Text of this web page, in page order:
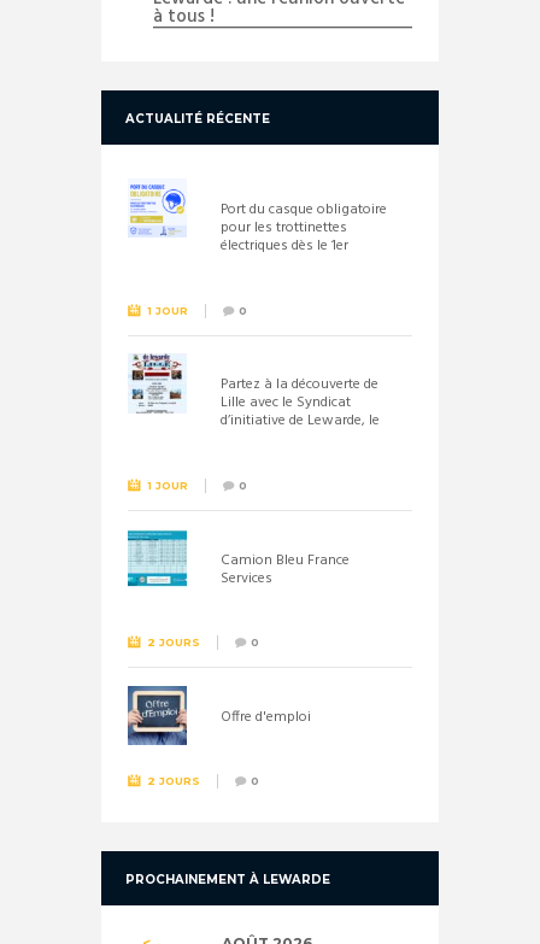
à tous !
ACTUALITÉ RÉCENTE
Port du casque obligatoire
pour les trottinettes
électriques dès le 1er
1 JOUR 0
Partez à la découverte de
Lille avec le Syndicat
d’initiative de Lewarde, le
1 JOUR 0
Camion Bleu France
Services
2 JOURS 0
Offre d'emploi
2 JOURS 0
PROCHAINEMENT À LEWARDE